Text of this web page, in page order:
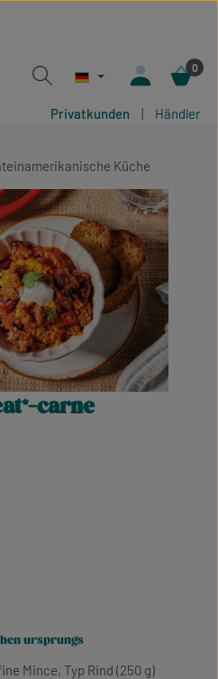
0
Privatkunden | Händler
Küche
carne
ursprungs
Mince, Typ Rind (250 g)